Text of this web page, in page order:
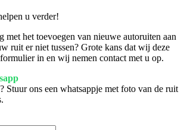
u verder!
met het toevoegen van nieuwe autoruiten aan
ruit er niet tussen? Grote kans dat wij deze
in en wij nemen contact met u op.
Stuur ons een whatsappje met foto van de ruit